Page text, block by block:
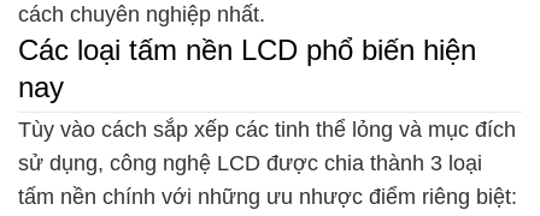
cách chuyên nghiệp nhất.
Các loại tấm nền LCD phổ biến hiện
nay
Tùy vào cách sắp xếp các tinh thể lỏng và mục đích
sử dụng, công nghệ LCD được chia thành 3 loại
tấm nền chính với những ưu nhược điểm riêng biệt: